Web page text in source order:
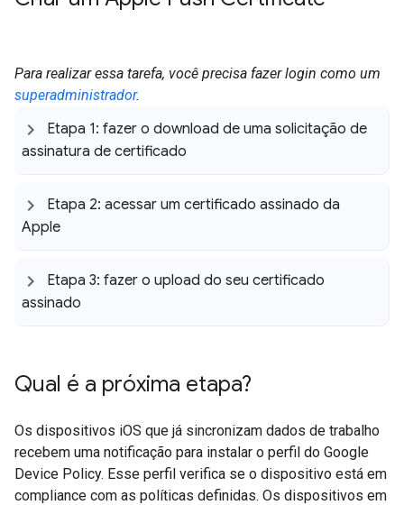
Para realizar essa tarefa, você precisa fazer login como um
superadministrador.
Etapa 1: fazer o download de uma solicitação de
assinatura de certificado
Etapa 2: acessar um certificado assinado da
Apple
Etapa 3: fazer o upload do seu certificado
assinado
Qual é a próxima etapa?
Os dispositivos iOS que já sincronizam dados de trabalho
recebem uma notificação para instalar o perfil do Google
Device Policy. Esse perfil verifica se o dispositivo está em
compliance com as políticas definidas. Os dispositivos em